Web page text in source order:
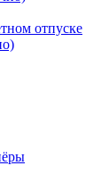
отпуске